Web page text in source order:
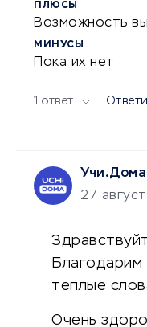
ПЛЮСЫ
Возможность
МИНУСЫ
Пока их нет
1 ответ
Учи.Дома
27
Благодарим
теплые
Очень